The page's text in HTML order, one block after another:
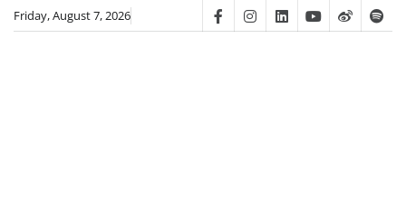
SkipFriday, August 7, 2026 FacebookInstagram
LinkedinYoutube
Weibo